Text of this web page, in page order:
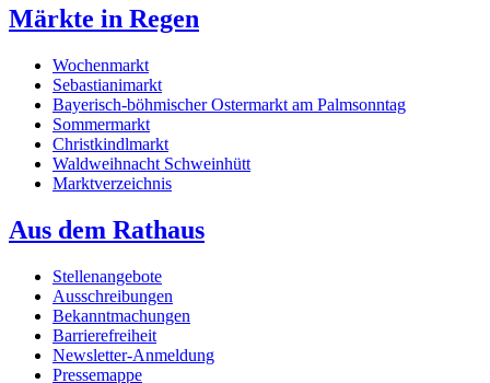
Märkte in Regen
Wochenmarkt
Sebastianimarkt
Bayerisch-böhmischer Ostermarkt am Palmsonntag
Sommermarkt
Christkindlmarkt
Waldweihnacht Schweinhütt
Marktverzeichnis
Aus dem Rathaus
Stellenangebote
Ausschreibungen
Bekanntmachungen
Barrierefreiheit
Newsletter-Anmeldung
Pressemappe